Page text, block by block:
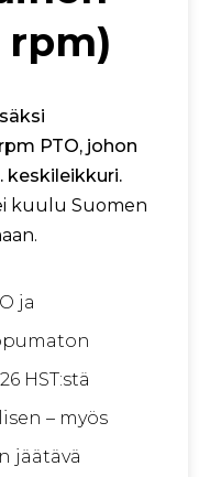
rpm)
PTO, johon
keskileikkuri.
kuulu Suomen
ja
HST:stä
– myös
jäätävä